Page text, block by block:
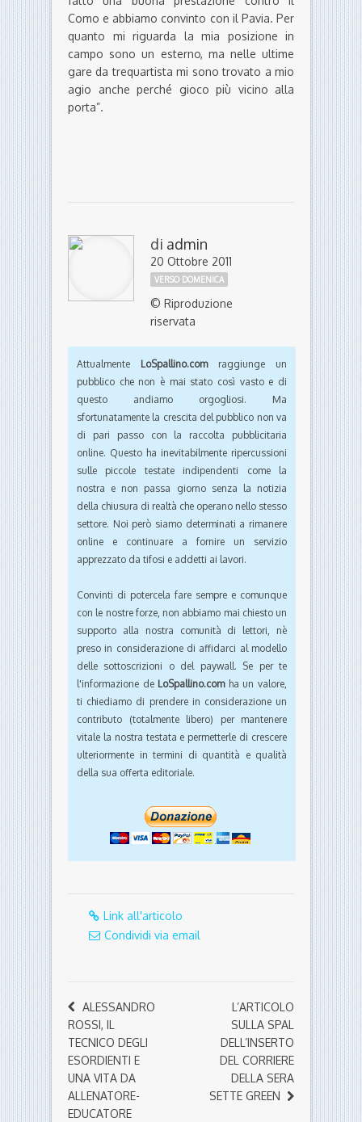
Como e abbiamo convinto con il Pavia. Per
quanto mi riguarda la mia posizione in
campo sono un esterno, ma nelle ultime
gare da trequartista mi sono trovato a mio
agio anche perché gioco più vicino alla
porta”.
di admin
20 Ottobre 2011
VERSO DOMENICA
© Riproduzione
riservata
Attualmente LoSpallino.comraggiunge un
pubblico che non è mai stato così vasto e di
questo andiamo orgogliosi. Ma
sfortunatamente la crescita del pubblico non va
di pari passo con la raccolta pubblicitaria
online. Questo ha inevitabilmente ripercussioni
sulle piccole testate indipendenti come la
nostra e non passa giorno senza la notizia
della chiusura di realtà che operano nello stesso
settore. Noi però siamo determinati a rimanere
online e continuare a fornire un servizio
apprezzato da tifosi e addetti ai lavori.
Convinti di potercela fare sempre e comunque
con le nostre forze, non abbiamo mai chiesto un
supporto alla nostra comunità di lettori, nè
preso in considerazione di affidarci al modello
delle sottoscrizioni o del paywall. Se per te
l'informazione de LoSpallino.comha un valore,
ti chiediamo di prendere in considerazione un
contributo (totalmente libero) per mantenere
vitale la nostra testata e permetterle di crescere
ulteriormente in termini di quantità e qualità
della sua offerta editoriale.
Link all'articolo
Condividi via email
ALESSANDRO
ROSSI, IL
TECNICO DEGLI
ESORDIENTI E
UNA VITA DA
ALLENATORE-
EDUCATORE
L’ARTICOLO
SULLA SPAL
DELL’INSERTO
DEL CORRIERE
DELLA SERA
SETTE GREEN